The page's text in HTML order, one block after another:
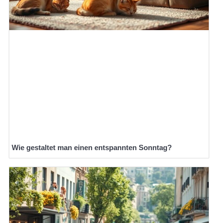
Wie gestaltet man einen entspannten Sonntag?